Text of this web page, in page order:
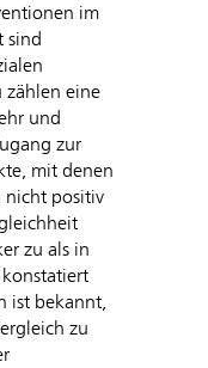
im
sind
zählen eine
und
zur
mit denen
nicht positiv
zu als in
ist bekannt,
zu